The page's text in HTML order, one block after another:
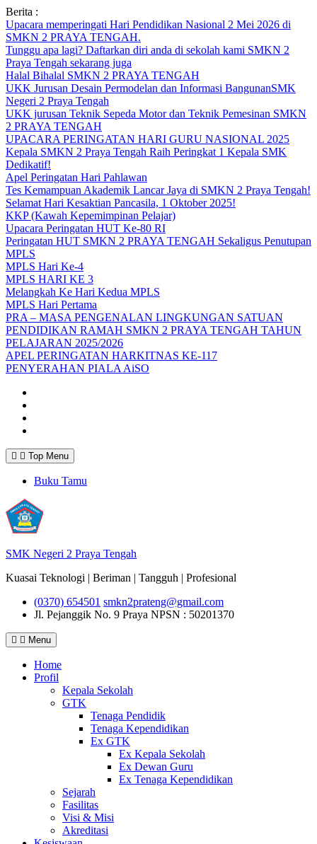
Skip
to
content
Berita :
Upacara memperingati Hari Pendidikan Nasional 2 Mei 2026 di
SMKN 2 PRAYA TENGAH.
Tunggu apa lagi? Daftarkan diri anda di sekolah kami SMKN 2
Praya Tengah sekarang juga
Halal Bihalal SMKN 2 PRAYA TENGAH
UKK Jurusan Desain Permodelan dan Informasi BangunanSMK
Negeri 2 Praya Tengah
UKK jurusan Teknik Sepeda Motor dan Teknik Pemesinan SMKN
2 PRAYA TENGAH
UPACARA PERINGATAN HARI GURU NASIONAL 2025
Kepala SMKN 2 Praya Tengah Raih Peringkat 1 Kepala SMK
Dedikatif!
Apel Peringatan Hari Pahlawan
Tes Kemampuan Akademik Lancar Jaya di SMKN 2 Praya Tengah!
Selamat Hari Kesaktian Pancasila, 1 Oktober 2025!
KKP (Kawah Kepemimpinan Pelajar)
Upacara Peringatan HUT Ke-80 RI
Peringatan HUT SMKN 2 PRAYA TENGAH Sekaligus Penutupan
MPLS
MPLS Hari Ke-4
MPLS HARI KE 3
Melangkah Ke Hari Kedua MPLS
MPLS Hari Pertama
PRA – MASA PENGENALAN LINGKUNGAN SATUAN
PENDIDIKAN RAMAH SMKN 2 PRAYA TENGAH TAHUN
PELAJARAN 2025/2026
APEL PERINGATAN HARKITNAS KE-117
PENYERAHAN PIALA AiSO
Top Menu
Buku Tamu
SMK Negeri 2 Praya Tengah
Kuasai Teknologi | Beriman | Tangguh | Profesional
(0370) 654501 smkn2prateng@gmail.com
Jl. Pejanggik No. 9 Praya NPSN : 50201370
Menu
Home
Profil
Kepala Sekolah
GTK
Tenaga Pendidik
Tenaga Kependidikan
Ex GTK
Ex Kepala Sekolah
Ex Dewan Guru
Ex Tenaga Kependidikan
Sejarah
Fasilitas
Visi & Misi
Akreditasi